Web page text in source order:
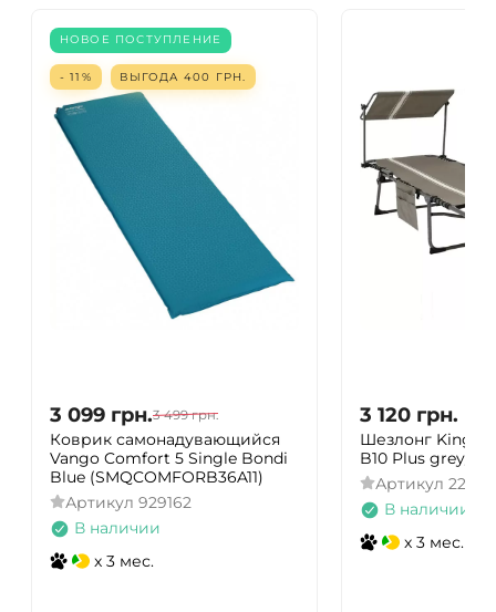
НОВОЕ ПОСТУПЛЕНИЕ
- 11% ВЫГОДА 400 ГРН.
3 099 грн.3 499 грн.
Коврик самонадувающийся
Vango Comfort 5 Single Bondi
Blue (SMQCOMFORB36A11)
Артикул 929162
В наличии
x 3 мес.
3 120 грн.
Шезлонг
B10 Plus grey/
Артикул
В наличии
x 3 мес.